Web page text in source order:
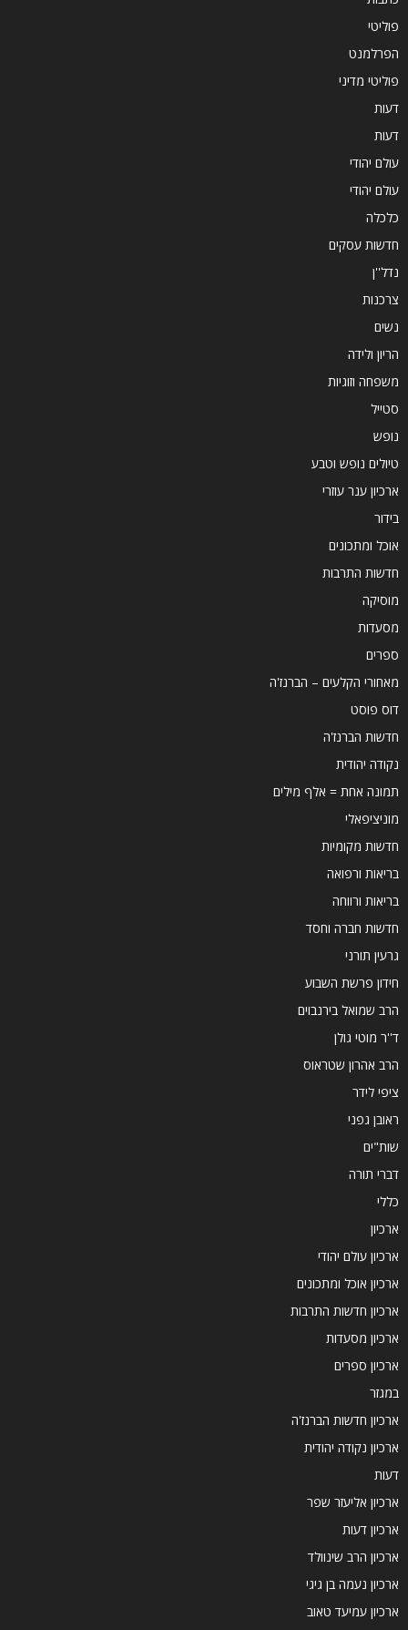
פוליטי
הפרלמנט
פוליטי מדיני
דעות
דעות
עולם יהודי
עולם יהודי
כלכלה
חדשות עסקים
נדל''ן
צרכנות
נשים
הריון ולידה
משפחה וזוגיות
סטייל
נופש
טיולים נופש וטבע
ארכיון ענר עוזרי
בידור
אוכל ומתכונים
חדשות התרבות
מוסיקה
מסעדות
ספרים
מאחורי הקלעים – הברנז'ה
דוס פוסט
חדשות הברנז'ה
נקודה יהודית
תמונה אחת = אלף מילים
מוניציפאלי
חדשות מקומיות
בריאות ורפואה
בריאות ורווחה
חדשות חברה וחסד
גרעין תורני
חידון פרשת השבוע
הרב שמואל בירנבוים
ד''ר מוטי גולן
הרב אהרון שטראוס
ציפי לידר
ראובן גפני
שות"ים
דברי תורה
כללי
ארכיון
ארכיון עולם יהודי
ארכיון אוכל ומתכונים
ארכיון חדשות התרבות
ארכיון מסעדות
ארכיון ספרים
במגזר
ארכיון חדשות הברנז'ה
ארכיון נקודה יהודית
דעות
ארכיון אליעזר שפר
ארכיון דעות
ארכיון הרב שינוולד
ארכיון נעמה בן גיגי
ארכיון עמיעד טאוב